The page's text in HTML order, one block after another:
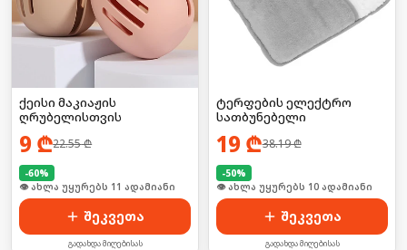
ქეისი მაკიაჟის
ღრუბელისთვის
9 ₾22.55₾
-60%
🛒 ბოლო 24სთ-ში იყიდა 14-მა
შეკვეთა
გადახდა მიღებისას
ტერფების ელექტრო
სათბუნებელი
19 ₾38.19₾
-50%
🛒 ბოლო 24სთ-ში იყიდა 12-მა
შეკვეთა
გადახდა მიღებისას